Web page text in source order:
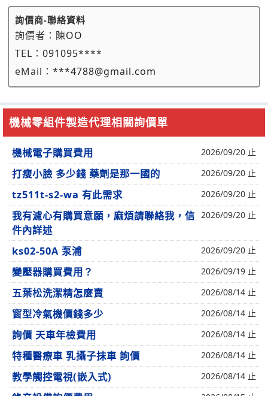
詢價商-聯絡資料
詢價者： 陳OO
TEL： 091095****
eMail： ***4788@gmail.com
機械零組件製造代理相關詢價單
機械電子購買費用 2026/09/20 止
打瘦小臉 多少錢 藥劑是那一國的 2026/09/20 止
tz511t-s2-wa 有此需求 2026/09/20 止
我有濾心有購買意願，麻煩請聯絡我，信
件內詳述
2026/09/20 止
ks02-50A 泵浦 2026/09/20 止
變壓器購買費用？ 2026/09/19 止
五葉松洗潔精怎麼賣 2026/08/14 止
窗型冷氣機價錢多少 2026/08/14 止
詢價 天車年檢費用 2026/08/14 止
特種醫療車 乳攝子抹車 詢價 2026/08/14 止
教學觸控電視(嵌入式) 2026/08/14 止